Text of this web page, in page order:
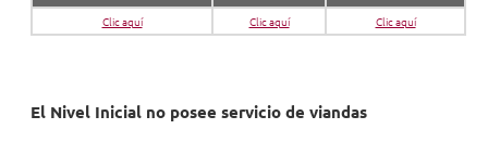
TRABAJAR AQUÍ
Clic aquí Clic aquí Clic aquí
El Nivel Inicial no posee servicio de viandas